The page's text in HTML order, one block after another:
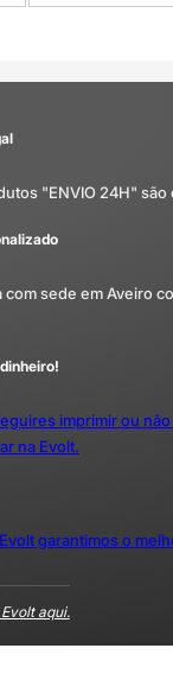
"ENVIO 24H"
sede em Aveiro
imprimir ou
na Evolt.
garantimos o
aqui.